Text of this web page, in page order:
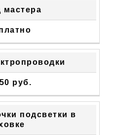
СТОИМОСТЬ
мастера
руб.
подсветки в